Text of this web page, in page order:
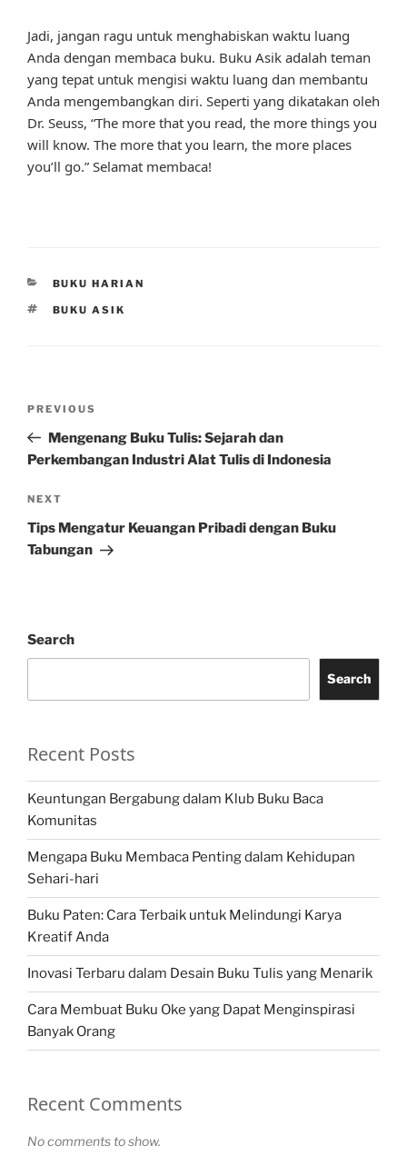
Jadi, jangan ragu untuk menghabiskan waktu luang
Anda dengan membaca buku. Buku Asik adalah teman
yang tepat untuk mengisi waktu luang dan membantu
Anda mengembangkan diri. Seperti yang dikatakan oleh
Dr. Seuss, “The more that you read, the more things you
will know. The more that you learn, the more places
you’ll go.” Selamat membaca!
CATEGORIES
BUKU HARIAN
TAGS
BUKU ASIK
Previous
Post
PREVIOUS
Mengenang Buku Tulis: Sejarah dan
Perkembangan Industri Alat Tulis di Indonesia
Next
Post
NEXT
Tips Mengatur Keuangan Pribadi dengan Buku
Tabungan
Search
Search
Recent Posts
Keuntungan Bergabung dalam Klub Buku Baca
Komunitas
Mengapa Buku Membaca Penting dalam Kehidupan
Sehari-hari
Buku Paten: Cara Terbaik untuk Melindungi Karya
Kreatif Anda
Inovasi Terbaru dalam Desain Buku Tulis yang Menarik
Cara Membuat Buku Oke yang Dapat Menginspirasi
Banyak Orang
Recent Comments
No comments to show.